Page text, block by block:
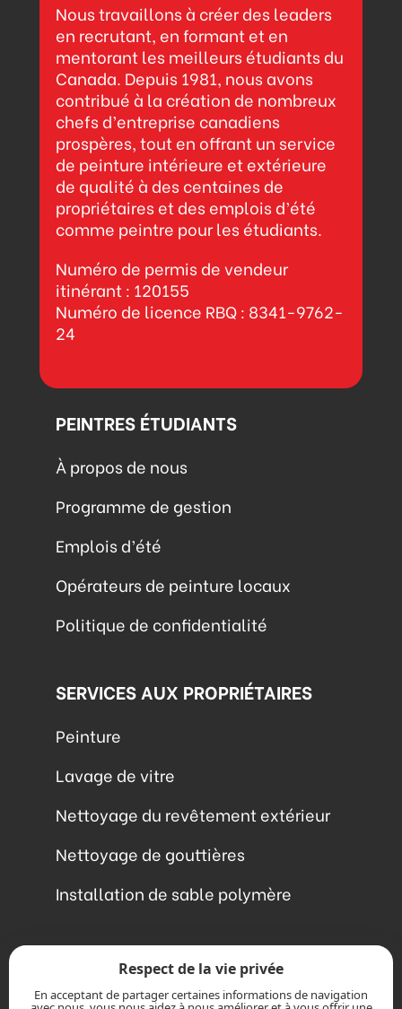
Nous travaillons à créer des leaders
en recrutant, en formant et en
mentorant les meilleurs étudiants du
Canada. Depuis 1981, nous avons
contribué à la création de nombreux
chefs d’entreprise canadiens
prospères, tout en offrant un service
de peinture intérieure et extérieure
de qualité à des centaines de
propriétaires et des emplois d’été
comme peintre pour les étudiants.
Numéro de permis de vendeur
itinérant : 120155
Numéro de licence RBQ : 8341-9762-
24
PEINTRES ÉTUDIANTS
À propos de nous
Programme de gestion
Emplois d’été
Opérateurs de peinture locaux
Politique de confidentialité
SERVICES AUX PROPRIÉTAIRES
Peinture
Lavage de vitre
Nettoyage du revêtement extérieur
Nettoyage de gouttières
Installation de sable polymère
1-866-675-9675
Respect de la vie privée
En acceptant de partager certaines informations de navigation